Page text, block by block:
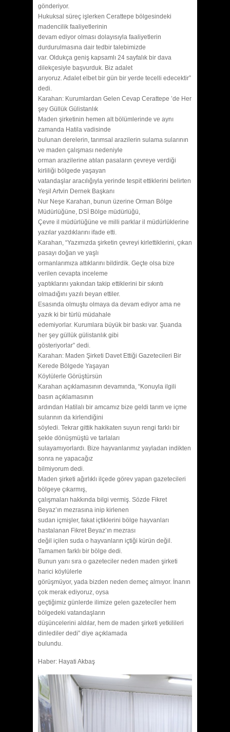
gönderiyor.
Hukuksal süreç işlerken Cerattepe bölgesindeki
madencilik faaliyetlerinin
devam ediyor olması dolayısıyla faaliyetlerin
durdurulmasına dair tedbir talebimizde
var. Oldukça geniş kapsamlı 24 sayfalık bir dava
dilekçesiyle başvurduk. Biz adalet
arıyoruz. Adalet elbet bir gün bir yerde tecelli edecektir”
dedi.
Karahan: Kurumlardan Gelen Cevap Cerattepe ’de Her
şey Güllük Gülistanlık
Maden şirketinin hemen alt bölümlerinde ve aynı
zamanda Hatila vadisinde
bulunan derelerin, tarımsal arazilerin sulama sularının
ve maden çalışması nedeniyle
orman arazilerine atılan pasaların çevreye verdiği
kirliliği bölgede yaşayan
vatandaşlar aracılığıyla yerinde tespit ettiklerini belirten
Yeşil Artvin Dernek Başkanı
Nur Neşe Karahan, bunun üzerine Orman Bölge
Müdürlüğüne, DSİ Bölge müdürlüğü,
Çevre il müdürlüğüne ve milli parklar il müdürlüklerine
yazılar yazdıklarını ifade etti.
Karahan, “Yazımızda şirketin çevreyi kirlettiklerini, çıkan
pasayı doğan ve yaşlı
ormanlarımıza attıklarını bildirdik. Geçte olsa bize
verilen cevapta inceleme
yaptıklarını yakından takip ettiklerini bir sıkıntı
olmadığını yazılı beyan ettiler.
Esasında olmuştu olmaya da devam ediyor ama ne
yazık ki bir türlü müdahale
edemiyorlar. Kurumlara büyük bir baskı var. Şuanda
her şey güllük gülistanlık gibi
gösteriyorlar” dedi.
Karahan: Maden Şirketi Davet Ettiği Gazetecileri Bir
Kerede Bölgede Yaşayan
Köylülerle Görüştürsün
Karahan açıklamasının devamında, “Konuyla ilgili
basın açıklamasının
ardından Hatilalı bir amcamız bize geldi tarım ve içme
sularının da kirlendiğini
söyledi. Tekrar gittik hakikaten suyun rengi farklı bir
şekle dönüşmüştü ve tarlaları
sulayamıyorlardı. Bize hayvanlarımız yayladan indikten
sonra ne yapacağız
bilmiyorum dedi.
Maden şirketi ağırlıklı ilçede görev yapan gazetecileri
bölgeye çıkarmış,
çalışmaları hakkında bilgi vermiş. Sözde Fikret
Beyaz’ın mezrasına inip kirlenen
sudan içmişler, fakat içtiklerini bölge hayvanları
hastalanan Fikret Beyaz’ın mezrası
değil içilen suda o hayvanların içtiği kürün değil.
Tamamen farklı bir bölge dedi.
Bunun yanı sıra o gazeteciler neden maden şirketi
harici köylülerle
görüşmüyor, yada bizden neden demeç almıyor. İnanın
çok merak ediyoruz, oysa
geçtiğimiz günlerde ilimize gelen gazeteciler hem
bölgedeki vatandaşların
düşüncelerini aldılar, hem de maden şirketi yetkilileri
dinlediler dedi” diye açıklamada
bulundu.
Haber: Hayati Akbaş